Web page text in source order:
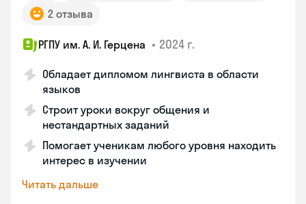
2 отзыва
РГПУ им. А. И. Герцена • 2024 г.
Обладает дипломом лингвиста в области
языков
Строит уроки вокруг общения и
нестандартных заданий
Помогает ученикам любого уровня находить
интерес в изучении
Читать дальше